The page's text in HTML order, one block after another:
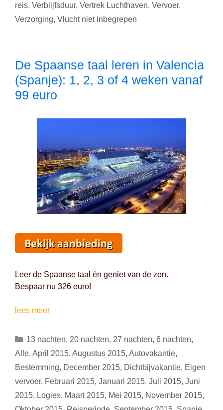
dagen
vanaf
reis, Verblijfsduur, Vertrek Luchthaven, Vervoer,
Verzorging, Vlucht niet inbegrepen
De Spaanse taal leren in Valencia
(Spanje): 1, 2, 3 of 4 weken vanaf
99 euro
Leer de Spaanse taal én geniet van de zon.
Bespaar nu 326 euro!
lees meerDe
leren
in
Valencia
(Spanje):
1,
2,
Categorieën
13 nachten, 20 nachten, 27 nachten, 6 nachten,
Alle, April 2015, Augustus 2015, Autovakantie,
Bestemming, December 2015, Dichtbijvakantie, Eigen
vervoer, Februari 2015, Januari 2015, Juli 2015, Juni
2015, Logies, Maart 2015, Mei 2015, November 2015,